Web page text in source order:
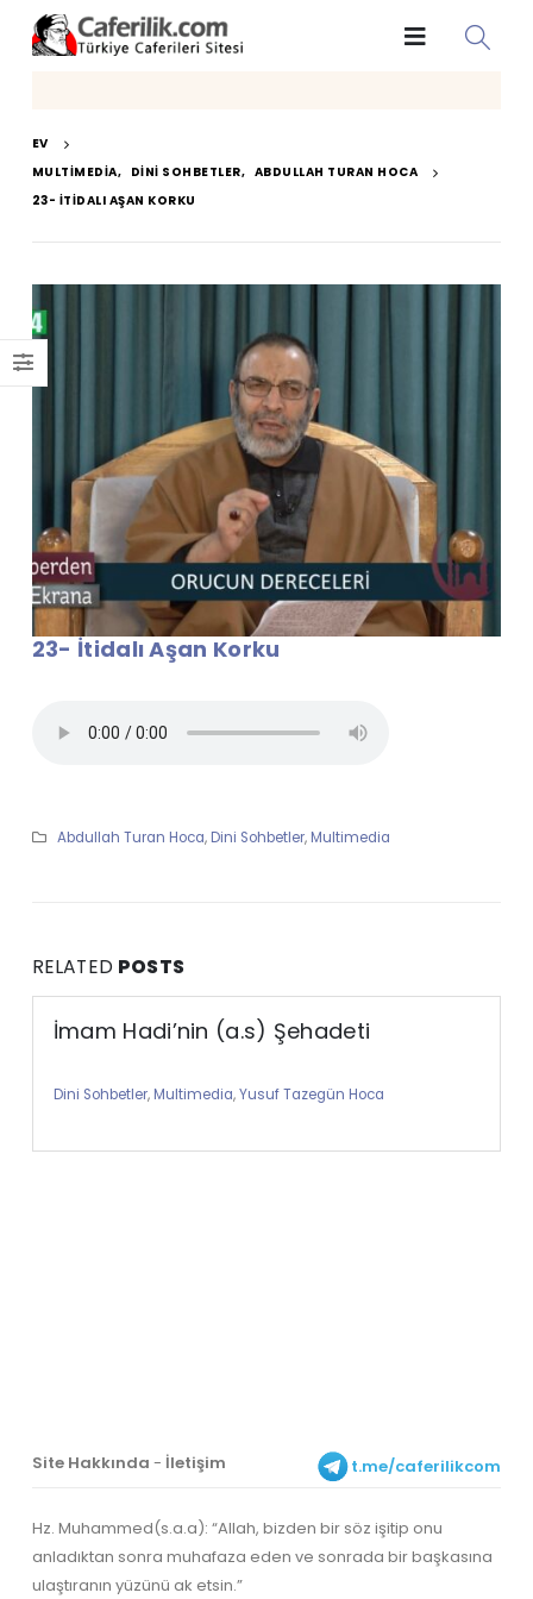
EV
MULTIMEDIA, DINI SOHBETLER, ABDULLAH TURAN HOCA
23- İTIDALI AŞAN KORKU
23- İtidalı Aşan Korku
Abdullah Turan Hoca, Dini Sohbetler, Multimedia
RELATED POSTS
İmam Hadi’nin (a.s) Şehadeti
Dini Sohbetler, Multimedia,Yusuf Tazegün Hoca
Site Hakkında - İletişim t.me/caferilikcom
Hz. Muhammed(s.a.a): “Allah, bizden bir söz işitip onu
anladıktan sonra muhafaza eden ve sonrada bir başkasına
ulaştıranın yüzünü ak etsin.”